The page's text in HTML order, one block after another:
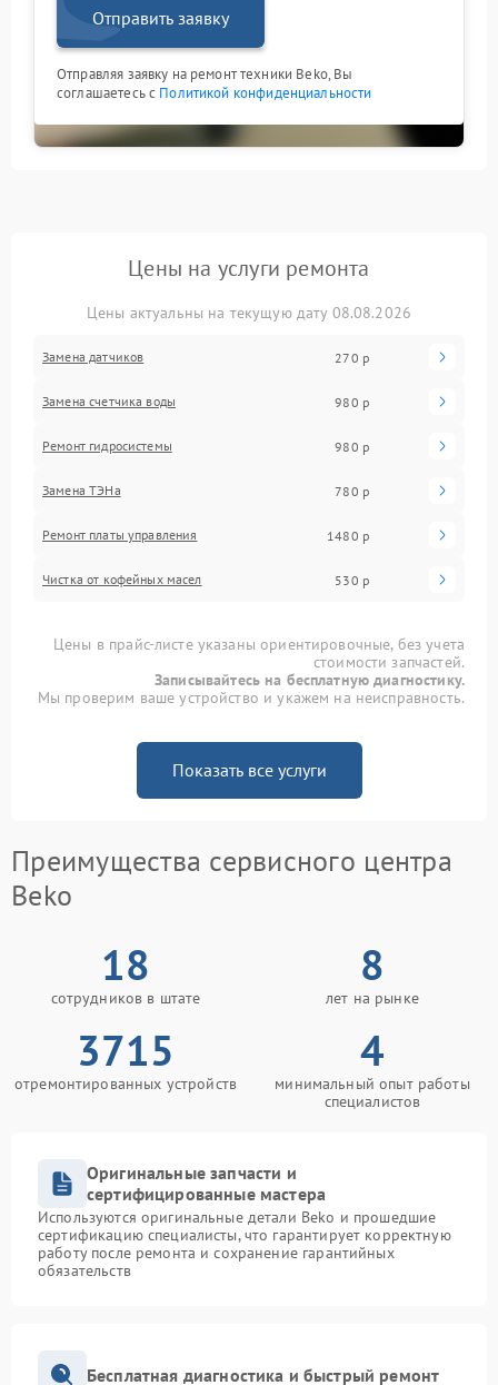
Отправить заявку
Отправляя заявку на ремонт техники Beko, Вы
соглашаетесь с Политикой конфиденциальности
Цены на услуги ремонта
Цены актуальны на текущую дату 08.08.2026
Замена датчиков 270 р
Замена счетчика воды 980 р
Ремонт гидросистемы 980 р
Замена ТЭНа 780 р
Ремонт платы управления 1480 р
Чистка от кофейных масел 530 р
Цены в прайс-листе указаны ориентировочные, без учета
стоимости запчастей.
Записывайтесь на бесплатную диагностику.
Мы проверим ваше устройство и укажем на неисправность.
Показать все услуги
Преимущества сервисного центра
Beko
18
сотрудников в штате
8
лет на рынке
3715
отремонтированных устройств
4
минимальный опыт работы
специалистов
Оригинальные запчасти и
сертифицированные мастера
Используются оригинальные детали Beko и прошедшие
сертификацию специалисты, что гарантирует корректную
работу после ремонта и сохранение гарантийных
обязательств
Бесплатная диагностика и быстрый ремонт